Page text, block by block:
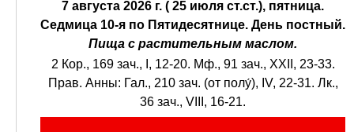
7 августа 2026 г. ( 25 июля ст.ст.), пятница.
Седмица 10-я по Пятидесятнице. День постный.
Пища с растительным маслом.
2 Кор., 169 зач., I, 12-20. Мф., 91 зач., XXII, 23-33.
Прав. Анны: Гал., 210 зач. (от полу́), IV, 22-31. Лк.,
36 зач., VIII, 16-21.